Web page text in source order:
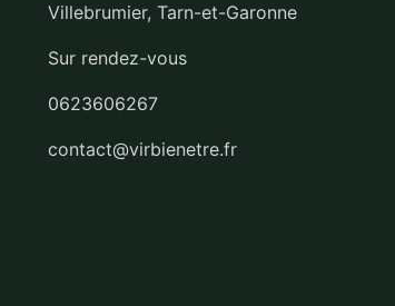
Villebrumier, Tarn-et-Garonne
Sur rendez-vous
0623606267
contact@virbienetre.fr